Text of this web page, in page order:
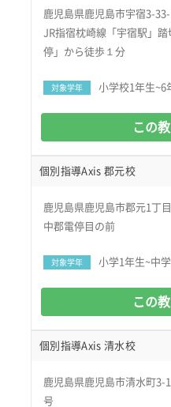
鹿児島県鹿児島市宇宿3-
JR指宿枕崎線「宇宿駅」
停」から徒歩１分
対象学年 小学校1年生~6
この
個別指導Axis 郡元校
鹿児島県鹿児島市郡元1丁
中郡電停目の前
対象学年 小学1年生~中
この
個別指導Axis 清水校
鹿児島県鹿児島市清水町3-
号